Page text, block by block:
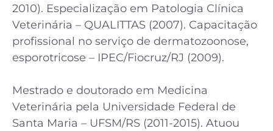
2010). Especialização em Patologia Clínica
Veterinária – QUALITTAS (2007). Capacitação
profissional no serviço de dermatozoonose,
esporotricose – IPEC/Fiocruz/RJ (2009).
Mestrado e doutorado em Medicina
Veterinária pela Universidade Federal de
Santa Maria – UFSM/RS (2011-2015). Atuou